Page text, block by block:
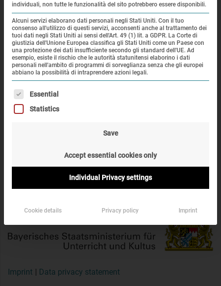
Alte Römerstraße 75
85221 Dachau
+49 (0) 8131 - 66997 - 0
info@kz-gedenkstaette-dachau.de
Sponsorizzato da:
Imprint Data privacy statement
individuali, non tutte le funzionalità del sito potrebbero essere disponibili.
Alcuni servizi elaborano dati personali negli Stati Uniti. Con il tuo
consenso all'utilizzo di questi servizi, acconsenti anche al trattamento dei
tuoi dati negli Stati Uniti ai sensi dell'Art. 49 (1) lit. a GDPR. La Corte di
giustizia dell'Unione Europea classifica gli Stati Uniti come un Paese con
una protezione dei dati insufficiente secondo gli standard dell'UE. Ad
esempio, esiste il rischio che le autorità statunitensi elaborino i dati
personali nell'ambito di programmi di sorveglianza senza che gli europei
abbiano la possibilità di intraprendere azioni legali.
Di seguito sono elencati i gruppi di servizi per i quali è
Essential
Statistics
Save
Accept essential cookies only
Individual Privacy settings
Cookie details Privacy policy Imprint